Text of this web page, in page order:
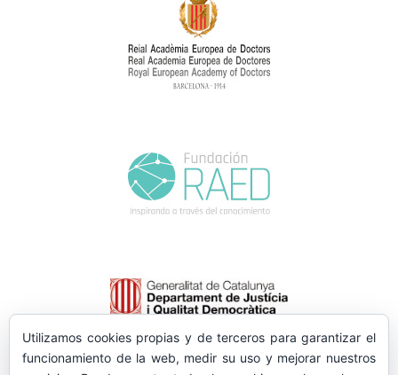
Utilizamos cookies propias y de terceros para garantizar el
funcionamiento de la web, medir su uso y mejorar nuestros